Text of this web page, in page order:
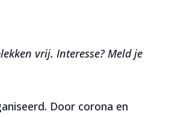
vrij. Interesse? Meld je
Door corona en